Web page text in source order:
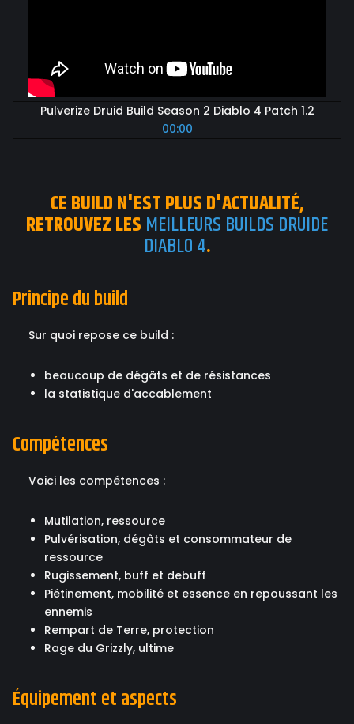
Pulverize Druid Build Season 2 Diablo 4 Patch 1.2
00:00
CE BUILD N'EST PLUS D'ACTUALITÉ,
RETROUVEZ LES MEILLEURS BUILDS DRUIDE
DIABLO 4.
Principe du build
Sur quoi repose ce build :
beaucoup de dégâts et de résistances
la statistique d'accablement
Compétences
Voici les compétences :
Mutilation, ressource
Pulvérisation, dégâts et consommateur de
ressource
Rugissement, buff et debuff
Piétinement, mobilité et essence en repoussant les
ennemis
Rempart de Terre, protection
Rage du Grizzly, ultime
Équipement et aspects